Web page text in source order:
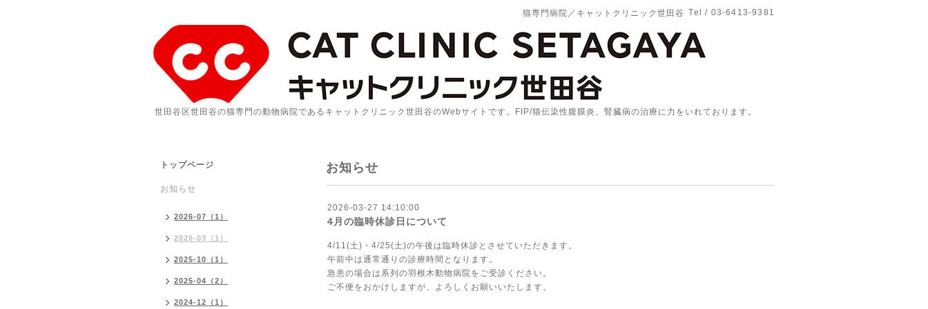
猫専門病院／キャットクリニック世田谷 Tel / 03-6413-9381
世田谷区世田谷の猫専門の動物病院であるキャットクリニック世田谷のWebサイトです。FIP/猫伝染性腹膜炎、腎臓病の治療に力をいれております。
お知らせ
2026-03-27 14:10:00
4月の臨時休診日について
4/11(土)・4/25(土)の午後は臨時休診とさせていただきます。
午前中は通常通りの診療時間となります。
急患の場合は系列の羽根木動物病院をご受診ください。
ご不便をおかけしますが、よろしくお願いいたします。
トップページ
お知らせ
2026-07（1）
2026-03（1）
2025-10（1）
2025-04（2）
2024-12（1）